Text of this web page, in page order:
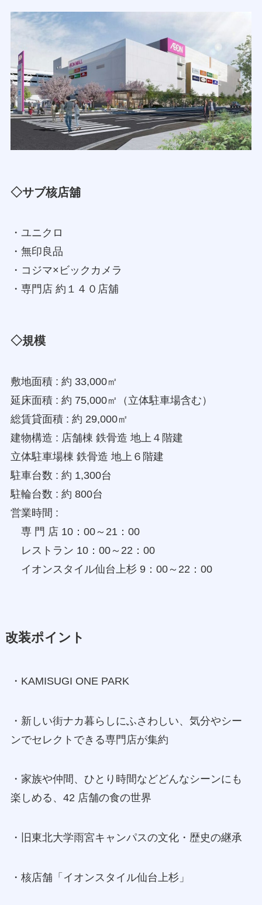
◇サブ核店舖
・ユニクロ
・無印良品
・コジマ×ビックカメラ
・専門店 約１４０店舖
◇規模
敷地面積 : 約 33,000㎡
延床面積 : 約 75,000㎡（立体駐車場含む）
総賃貸面積 : 約 29,000㎡
建物構造 : 店舗棟 鉄骨造 地上４階建
立体駐車場棟 鉄骨造 地上６階建
駐車台数 : 約 1,300台
駐輪台数 : 約 800台
営業時間 :
専 門 店 10：00～21：00
レストラン 10：00～22：00
イオンスタイル仙台上杉 9：00～22：00
改装ポイント
・KAMISUGI ONE PARK
・新しい街ナカ暮らしにふさわしい、気分やシー
ンでセレクトできる専門店が集約
・家族や仲間、ひとり時間などどんなシーンにも
楽しめる、42 店舗の食の世界
・旧東北大学雨宮キャンパスの文化・歴史の継承
・核店舗「イオンスタイル仙台上杉」